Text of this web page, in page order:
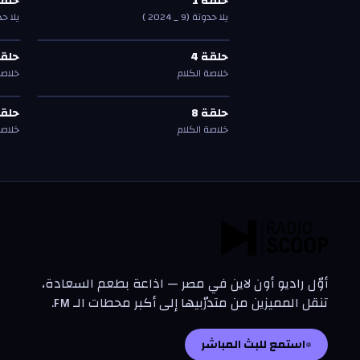
يلا حدوتة (9 _ 2024 ) يلا
حلقة4
—خلاصة الكلام حلقة 4 حلقة4
خلاصة الكلام
حلقة8
—خلاصة الكلام حلقة 8 حلقة8
خلاصة الكلام
أوّل راديو أون لاين في مصر — اذاعة بطعم السعادة،
تنقل المميزين من متدرّبيها إلى أكبر محطات الـ FM.
استمع للبث المباشر